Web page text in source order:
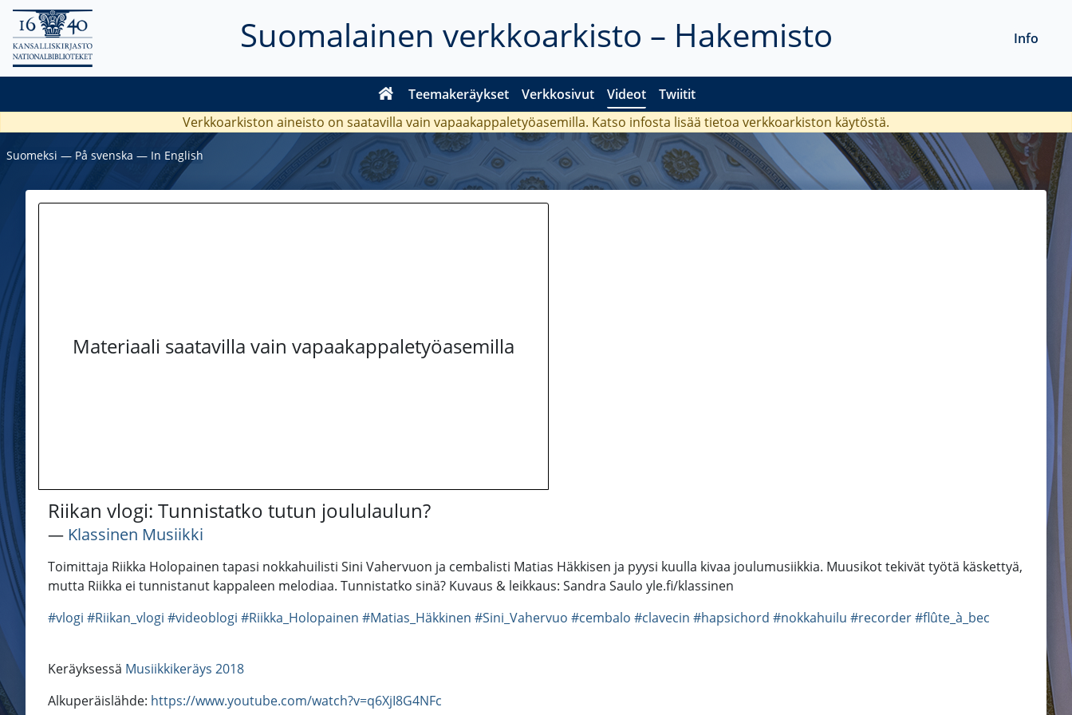
Suomalainen verkkoarkisto – Hakemisto
Teemakeräykset Verkkosivut Videot Twiitit
Info
Verkkoarkiston aineisto on saatavilla vain vapaakappaletyöasemilla. Katso infosta lisää tietoa verkkoarkiston käytöstä.
Suomeksi ― På svenska ― In English
Materiaali saatavilla vain vapaakappaletyöasemilla
Riikan vlogi: Tunnistatko tutun joululaulun?
― Klassinen Musiikki
Toimittaja Riikka Holopainen tapasi nokkahuilisti Sini Vahervuon ja cembalisti Matias Häkkisen ja pyysi kuulla kivaa joulumusiikkia. Muusikot tekivät työtä käskettyä,
mutta Riikka ei tunnistanut kappaleen melodiaa. Tunnistatko sinä? Kuvaus & leikkaus: Sandra Saulo yle.fi/klassinen
#vlogi #Riikan_vlogi #videoblogi #Riikka_Holopainen #Matias_Häkkinen #Sini_Vahervuo #cembalo #clavecin #hapsichord #nokkahuilu #recorder#flûte_à_bec
Keräyksessä Musiikkikeräys 2018
Alkuperäislähde: https://www.youtube.com/watch?v=q6XjI8G4NFc